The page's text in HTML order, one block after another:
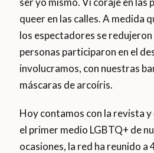
queer en las calles. A medida
los espectadores se
personas participaron en el
involucramos, con nuestras
máscaras de arcoíris.
Hoy contamos con la revista
el primer medio LGBTQ+ de
ocasiones, la red ha reunido a